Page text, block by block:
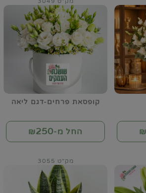
קופסאת פרחים-דגם ליאה
החל מ-₪250
מק"ט 3055